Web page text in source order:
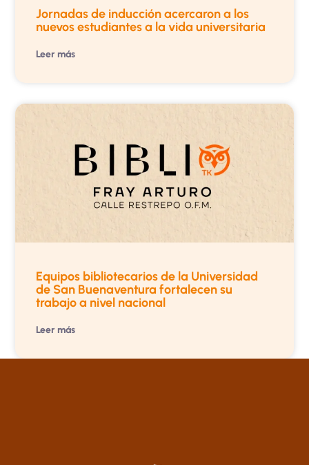
Jornadas de inducción acercaron a los
nuevos estudiantes a la vida universitaria
Leer más
Equipos bibliotecarios de la Universidad
de San Buenaventura fortalecen su
trabajo a nivel nacional
Leer más